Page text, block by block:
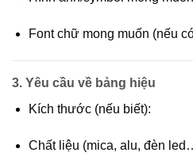
Font chữ mong muốn (nếu
3. Yêu cầu về bảng hiệu
Kích thước (nếu biết):
Chất liệu (mica, alu, đèn